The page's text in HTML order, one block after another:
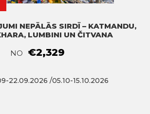
NEPĀLĀS SIRDĪ – KATMANDU,
LUMBINI UN ČITVANA
NO
€2,329
22.09.2026 /05.10-15.10.2026